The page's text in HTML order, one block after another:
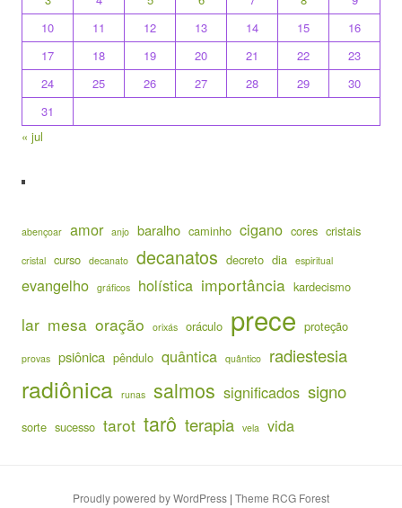
10
11 12 13 14 15
16
17
18 19 20 21 22
23
24
25 26 27 28 29
30
31
« jul
abençoar amor anjo baralho caminho cigano cores cristais
cristal curso decanato decanatos decreto dia espiritual
evangelho gráficos holística importância kardecismo
lar mesa oração orixás oráculo prece proteção
provas psiônica pêndulo quântica quântico radiestesia
radiônica runas salmos significados signo
sorte sucesso tarot tarô terapia vela vida
Proudly powered by WordPress | Theme RCG Forest